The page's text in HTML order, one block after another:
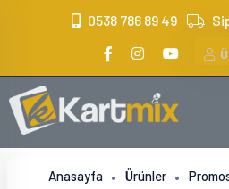
0538 786 89 49
Anasayfa Ürünler